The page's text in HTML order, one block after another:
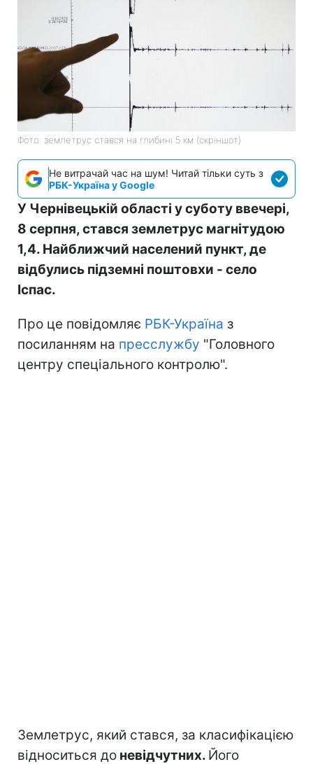
Фото: землетрус стався на глибині 5 км (скріншот)
Не витрачай час на шум! Читай тільки суть з
РБК-Україна у Google
У Чернівецькій області у суботу ввечері,
8 серпня, стався землетрус магнітудою
1,4. Найближчий населений пункт, де
відбулись підземні поштовхи - село
Іспас.
Про це повідомляє РБК-Україна з
посиланням на пресслужбу "Головного
центру спеціального контролю".
Землетрус, який стався, за класифікацією
відноситься до невідчутних. Його